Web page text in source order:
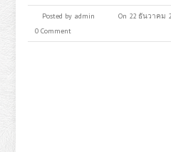
Posted by admin On 22 ธันวาคม
0 Comment